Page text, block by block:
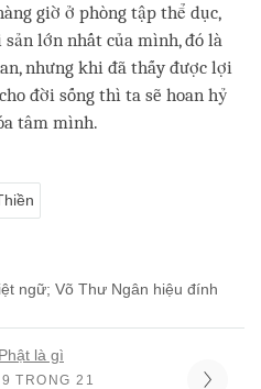
giờ ở phòng tập thể dục,
lớn nhất của mình, đó là
nhưng khi đã thấy được lợi
đời sống thì ta sẽ hoan hỷ
tâm mình.
ngữ; Võ Thư Ngân hiệu đính
là gì
TRONG 21